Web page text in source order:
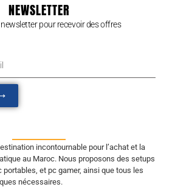
NEWSLETTER
pour recevoir des offres
incontournable pour l’achat et la
au Maroc. Nous proposons des setups
portables, et pc gamer, ainsi que tous les
nécessaires.